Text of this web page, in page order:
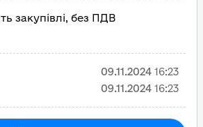
закупівлі, без ПДВ
09.11.2024 16:23
09.11.2024 16:23